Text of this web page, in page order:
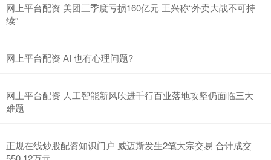
网上平台配资 美团三季度亏损160亿元 王兴称“外卖大战不可持
续”
网上平台配资 AI 也有心理问题?
网上平台配资 人工智能新风吹进千行百业落地攻坚仍面临三大
难题
正规在线炒股配资知识门户 威迈斯发生2笔大宗交易 合计成交